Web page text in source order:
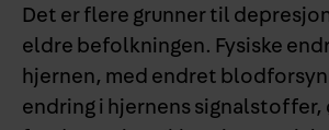
Det er flere grunner til
eldre befolkningen. Fysiske
hjernen, med endret
endring i hjernens signalstoffer,